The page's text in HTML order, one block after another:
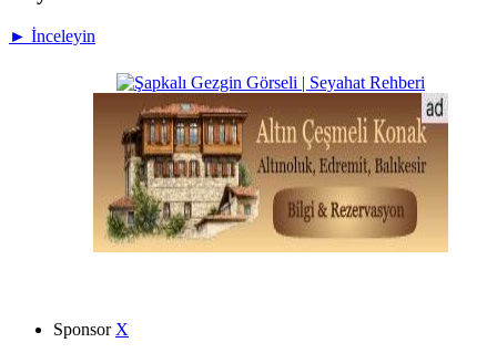
► İnceleyin
Sponsor X